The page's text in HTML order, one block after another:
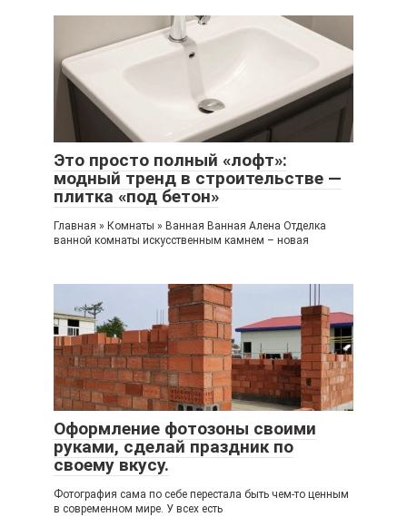
Это просто полный «лофт»:
модный тренд в строительстве —
плитка «под бетон»
Главная » Комнаты » Ванная Ванная Алена Отделка
ванной комнаты искусственным камнем – новая
Оформление фотозоны своими
руками, сделай праздник по
своему вкусу.
Фотография сама по себе перестала быть чем-то ценным
в современном мире. У всех есть